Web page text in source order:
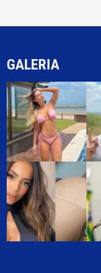
GALERIA